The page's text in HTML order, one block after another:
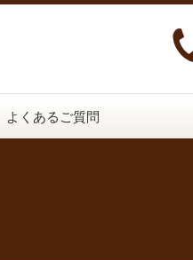
よくあるご質問